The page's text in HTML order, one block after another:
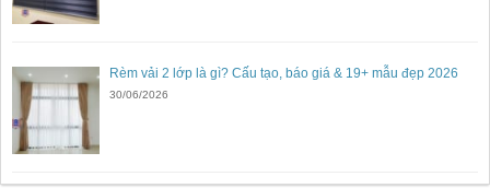
Rèm vải 2 lớp là gì? Cấu tạo, báo giá & 19+ mẫu đẹp 2026
30/06/2026